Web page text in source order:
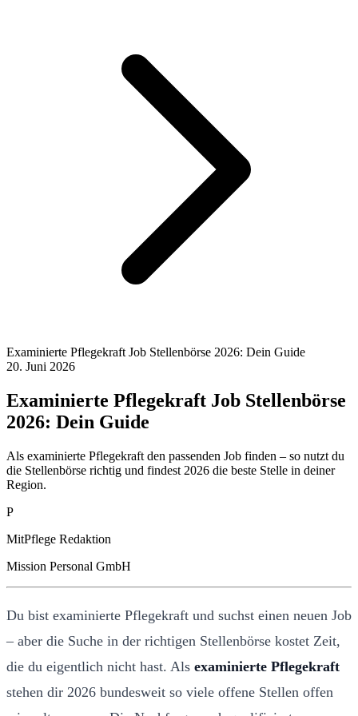
Examinierte Pflegekraft Job Stellenbörse 2026: Dein Guide
20. Juni 2026
Examinierte Pflegekraft Job Stellenbörse
2026: Dein Guide
Als examinierte Pflegekraft den passenden Job finden – so nutzt du
die Stellenbörse richtig und findest 2026 die beste Stelle in deiner
Region.
P
MitPflege Redaktion
Mission Personal GmbH
Du bist examinierte Pflegekraft und suchst einen neuen Job
– aber die Suche in der richtigen Stellenbörse kostet Zeit,
die du eigentlich nicht hast. Als examinierte Pflegekraft
stehen dir 2026 bundesweit so viele offene Stellen offen